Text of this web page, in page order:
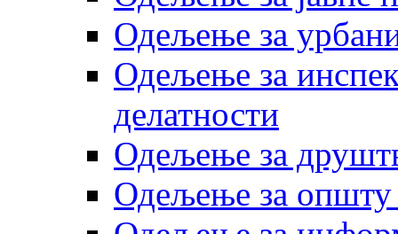
Одељење за
Одељење за
делатности
Одељење за
Одељење за општу